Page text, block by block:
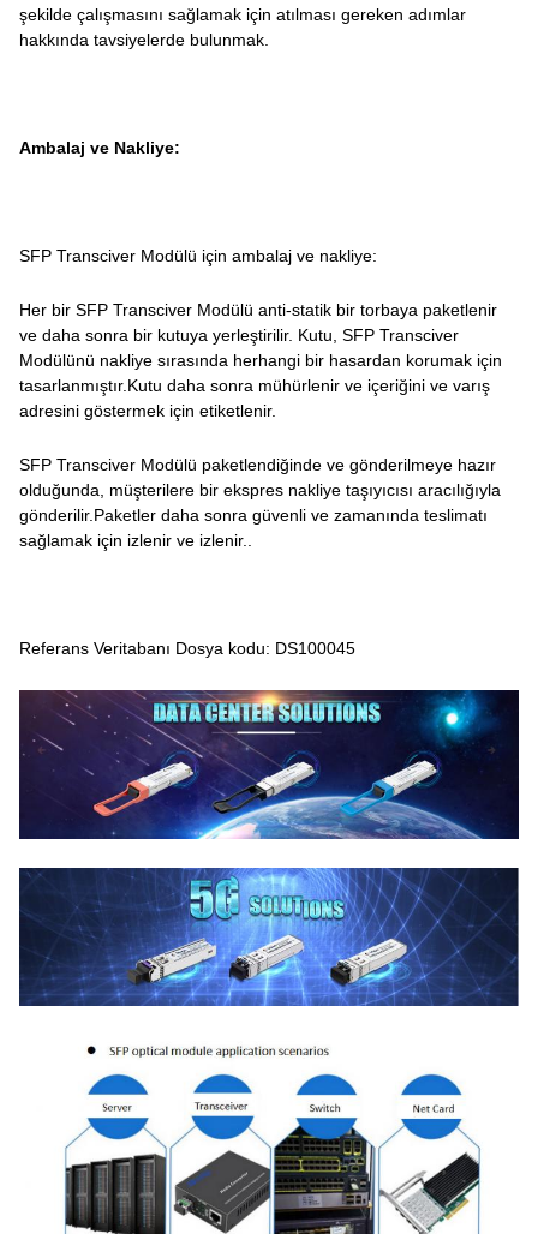
şekilde çalışmasını sağlamak için atılması gereken adımlar
hakkında tavsiyelerde bulunmak.
Ambalaj ve Nakliye:
SFP Transciver Modülü için ambalaj ve nakliye:
Her bir SFP Transciver Modülü anti-statik bir torbaya paketlenir
ve daha sonra bir kutuya yerleştirilir. Kutu, SFP Transciver
Modülünü nakliye sırasında herhangi bir hasardan korumak için
tasarlanmıştır.Kutu daha sonra mühürlenir ve içeriğini ve varış
adresini göstermek için etiketlenir.
SFP Transciver Modülü paketlendiğinde ve gönderilmeye hazır
olduğunda, müşterilere bir ekspres nakliye taşıyıcısı aracılığıyla
gönderilir.Paketler daha sonra güvenli ve zamanında teslimatı
sağlamak için izlenir ve izlenir..
Referans Veritabanı Dosya kodu: DS100045